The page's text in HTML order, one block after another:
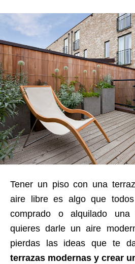
Tener un piso con una
aire libre es algo que
comprado o alquilado
quieres darle un aire
pierdas las ideas que te
terrazas modernas y crear